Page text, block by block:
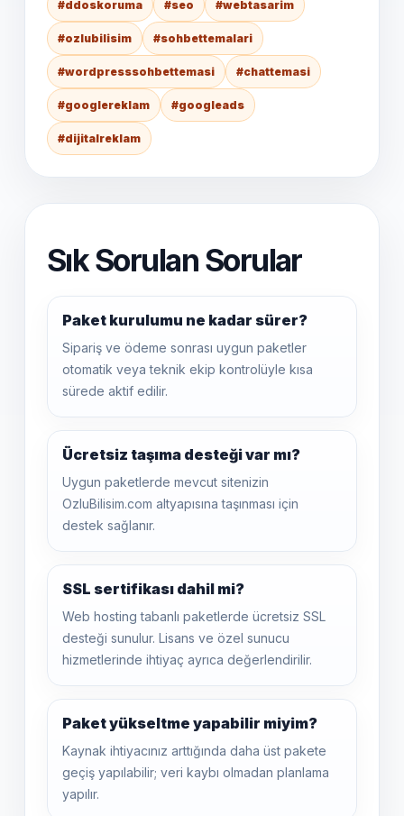
#ddoskoruma #seo #webtasarim
#ozlubilisim #sohbettemalari
#wordpresssohbettemasi #chattemasi
#googlereklam #googleads
#dijitalreklam
Sık Sorulan Sorular
Paket kurulumu ne kadar sürer?
Sipariş ve ödeme sonrası uygun paketler
otomatik veya teknik ekip kontrolüyle kısa
sürede aktif edilir.
Ücretsiz taşıma desteği var mı?
Uygun paketlerde mevcut sitenizin
OzluBilisim.com altyapısına taşınması için
destek sağlanır.
SSL sertifikası dahil mi?
Web hosting tabanlı paketlerde ücretsiz SSL
desteği sunulur. Lisans ve özel sunucu
hizmetlerinde ihtiyaç ayrıca değerlendirilir.
Paket yükseltme yapabilir miyim?
Kaynak ihtiyacınız arttığında daha üst pakete
geçiş yapılabilir; veri kaybı olmadan planlama
yapılır.